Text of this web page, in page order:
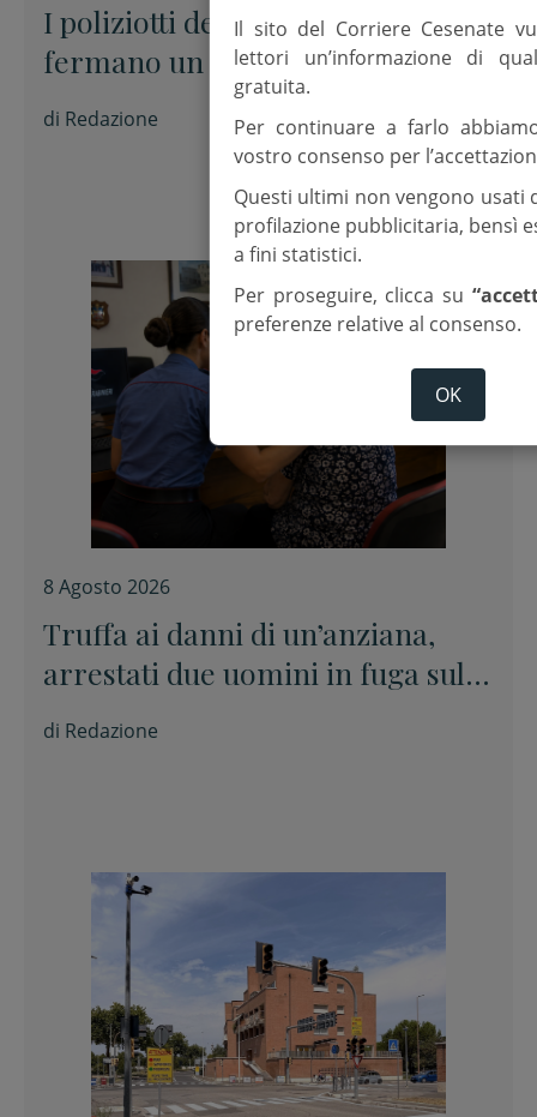
I poliziotti del Presidio estivo
fermano un presunto spacciatore
di Redazione
8 Agosto 2026
Truffa ai danni di un’anziana,
arrestati due uomini in fuga sulla
E45
di Redazione
Il sito del Corriere Cesenate
lettori un’informazione di
gratuita.
Per continuare a farlo
vostro consenso per
Questi ultimi non vengono usati
profilazione pubblicitaria, bensì
a fini statistici.
Per proseguire, clicca su
preferenze relative al consenso.
OK